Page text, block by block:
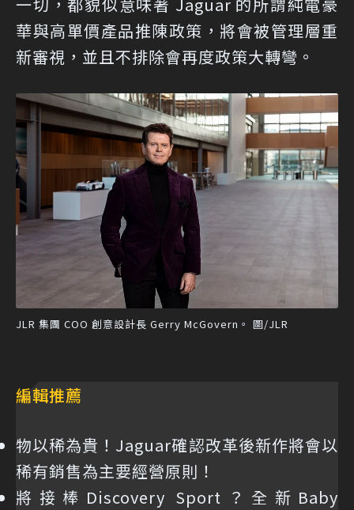
華與高單價產品推陳政策，將會被管理層重
新審視，並且不排除會再度政策大轉彎。
JLR 集團 COO 創意設計長 Gerry McGovern。 圖/JLR
編輯推薦
物以稀為貴！Jaguar確認改革後新作將會以
稀有銷售為主要經營原則！
將接棒Discovery Sport？全新Baby